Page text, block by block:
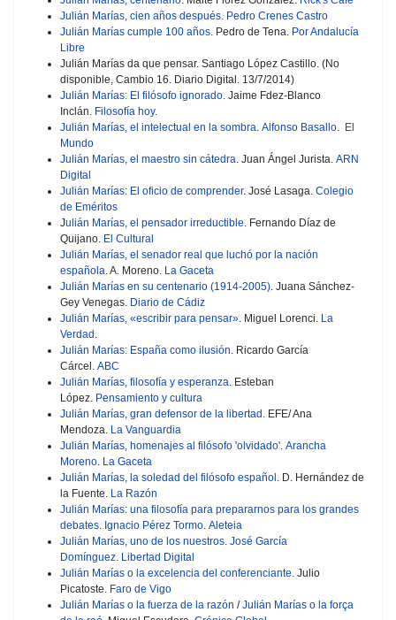
Julián Marías, cien años después Pedro Crenes Castro
Julián Marías cumple 100 años . Pedro de Tena. Por Andalucía
Libre
Julián Marías da que pensar. Santiago López Castillo. (No
disponible, Cambio 16. Diario Digital. 13/7/2014)
Julián Marías: El filósofo ignorado . Jaime Fdez-Blanco
Inclán. Filosofía hoy.
Julián Marías, el intelectual en la sombra Alfonso Basallo
El
Mundo
Julián Marías, el maestro sin cátedra . Juan Ángel Jurista. ARN
Digital
Julián Marías: El oficio de comprender. José Lasaga. Colegio
de Eméritos
Julián Marías, el pensador irreductible . Fernando Díaz de
Quijano. El Cultural
Julián Marías, el senador real que luchó por la nación
española . A. Moreno. La Gaceta
Julián Marías en su centenario (1914-2005) . Juana Sánchez-
Gey Venegas. Diario de Cádiz
Julián Marías, «escribir para pensar» . Miguel Lorenci. La
Verdad
Julián Marías: España como ilusión . Ricardo García
Cárcel. ABC
Julián Marías, filosofía y esperanza . Esteban
López. Pensamiento y cultura
Julián Marías, gran defensor de la libertad. EFE/ Ana
Mendoza. La Vanguardia
Julián Marías, homenajes al filósofo 'olvidado' Arancha
Moreno La Gaceta
Julián Marías, la soledad del filósofo español . D. Hernández de
la Fuente. La Razón
Julián Marías: una filosofía para prepararnos para los grandes
debates Ignacio Pérez Tormo Aleteia
Julián Marías, uno de los nuestros. José García
Domínguez. Libertad Digital
Julián Marías o la excelencia del conferenciante . Julio
Picatoste. Faro de Vigo
Julián Marías o la fuerza de la razón /Julián Marías o la força